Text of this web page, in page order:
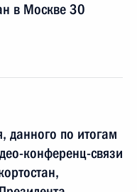
в Москве 30
данного по итогам
конференц-связи